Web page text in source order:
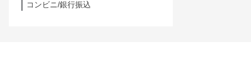
コンビニ/銀行振込